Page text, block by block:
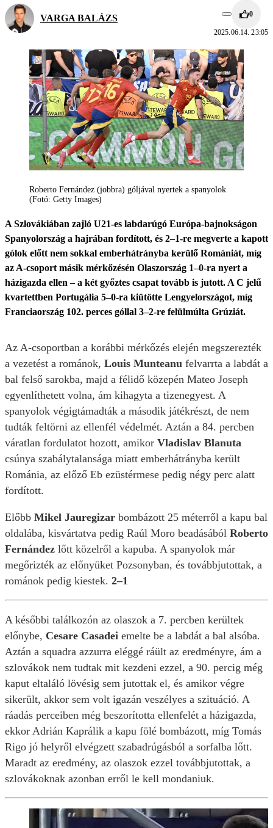
VARGA BALÁZS 0
2025.06.14. 23:05
Roberto Fernández (jobbra) góljával nyertek a spanyolok
(Fotó: Getty Images)
A Szlovákiában zajló U21-es labdarúgó Európa-bajnokságon
Spanyolország a hajrában fordított, és 2–1-re megverte a kapott
gólok előtt nem sokkal emberhátrányba kerülő Romániát, míg
az A-csoport másik mérkőzésén Olaszország 1–0-ra nyert a
házigazda ellen – a két győztes csapat tovább is jutott. A C jelű
kvartettben Portugália 5–0-ra kiütötte Lengyelországot, míg
Franciaország 102. perces góllal 3–2-re felülmúlta Grúziát.
Az A-csoportban a korábbi mérkőzés elején megszerezték
a vezetést a románok, Louis Munteanu felvarrta a labdát a
bal felső sarokba, majd a félidő közepén Mateo Joseph
egyenlíthetett volna, ám kihagyta a tizenegyest. A
spanyolok végigtámadták a második játékrészt, de nem
tudták feltörni az ellenfél védelmét. Aztán a 84. percben
váratlan fordulatot hozott, amikor Vladislav Blanuta
csúnya szabálytalansága miatt emberhátrányba került
Románia, az előző Eb ezüstérmese pedig négy perc alatt
fordított.
Előbb Mikel Jauregizar bombázott 25 méterről a kapu bal
oldalába, kisvártatva pedig Raúl Moro beadásából Roberto
Fernández lőtt közelről a kapuba. A spanyolok már
megőrizték az előnyüket Pozsonyban, és továbbjutottak, a
románok pedig kiestek. 2–1
A későbbi találkozón az olaszok a 7. percben kerültek
előnybe, Cesare Casadei emelte be a labdát a bal alsóba.
Aztán a squadra azzurra eléggé ráült az eredményre, ám a
szlovákok nem tudtak mit kezdeni ezzel, a 90. percig még
kaput eltaláló lövésig sem jutottak el, és amikor végre
sikerült, akkor sem volt igazán veszélyes a szituáció. A
ráadás perceiben még beszorította ellenfelét a házigazda,
ekkor Adrián Kaprálik a kapu fölé bombázott, míg Tomás
Rigo jó helyről elvégzett szabadrúgásból a sorfalba lőtt.
Maradt az eredmény, az olaszok ezzel továbbjutottak, a
szlovákoknak azonban erről le kell mondaniuk.